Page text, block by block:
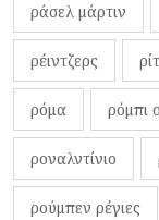
ράσελ μάρτιν
ρέιντζερς
ρόμα ρόμπι
ροναλντίνιο
ρούμπεν ρέγιες